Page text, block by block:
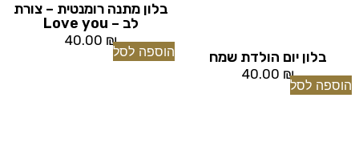
בלון יום הולדת שמח
40.00 ₪
הוספה לסל
בלון מתנה רומנטית – צורת
לב – Love you
40.00 ₪
הוספה לסל